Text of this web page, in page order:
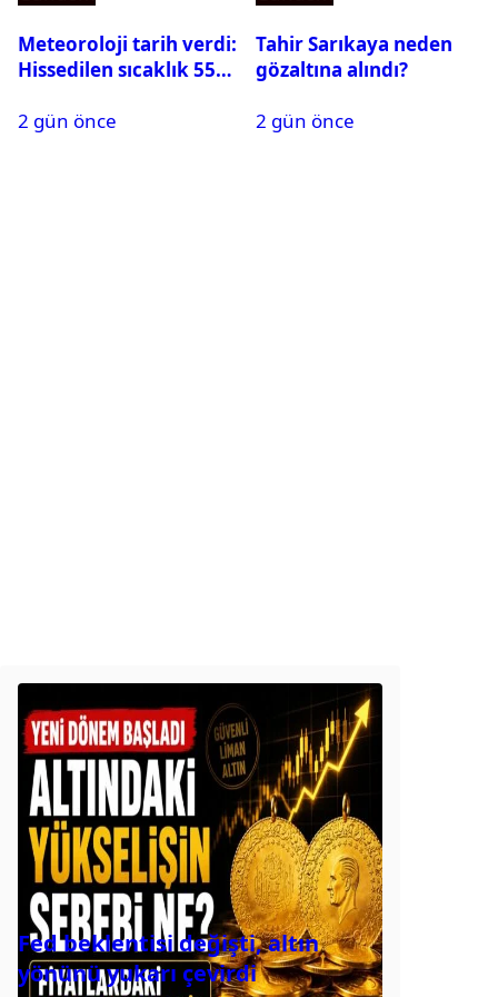
Meteoroloji tarih verdi:
Hissedilen sıcaklık 55
2 gün önce
Tahir Sarıkaya neden
gözaltına alındı?
2 gün önce
Fed beklentisi değişti, altın
yönünü yukarı çevirdi